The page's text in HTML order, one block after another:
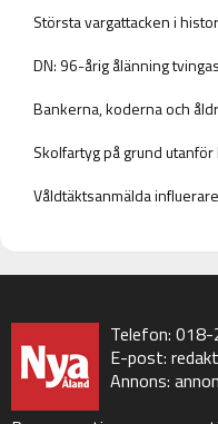
Största vargattacken i
DN: 96-årig ålänning
Bankerna, koderna och
Skolfartyg på grund
Våldtäktsanmälda
Telefon:
E-post:
Annons: